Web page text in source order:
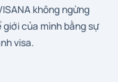
không ngừng
của mình bằng sự
visa.